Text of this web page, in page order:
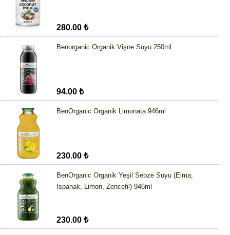
280.00 ₺
Benorganic Organik Vişne Suyu 250ml
94.00 ₺
BenOrganic Organik Limonata 946ml
230.00 ₺
BenOrganic Organik Yeşil Sebze Suyu (Elma,
Ispanak, Limon, Zencefil) 946ml
230.00 ₺